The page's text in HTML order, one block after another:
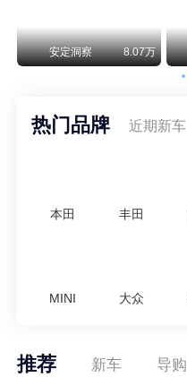
安定洞察 8.07万
热门品牌 近期新车
本田 丰田
MINI 大众
推荐 新车 导购